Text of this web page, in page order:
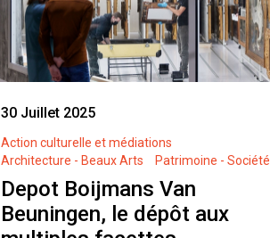
30 Juillet 2025
Action culturelle et médiations
Architecture - Beaux Arts
Patrimoine - Société
Depot Boijmans Van
Beuningen, le dépôt aux